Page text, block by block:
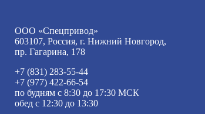
ООО «Спецпривод»
603107, Россия, г. Нижний Новгород,
пр. Гагарина, 178
+7 (831) 283-55-44
+7 (977) 422-66-54
по будням с 8:30 до 17:30 МСК
обед с 12:30 до 13:30